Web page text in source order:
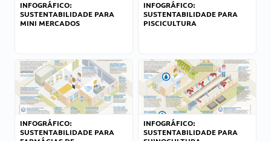
INFOGRÁFICO:
SUSTENTABILIDADE PARA
MINI MERCADOS
INFOGRÁFICO:
SUSTENTABILIDADE PARA
PISCICULTURA
INFOGRÁFICO:
SUSTENTABILIDADE PARA
INFOGRÁFICO:
SUSTENTABILIDADE PARA